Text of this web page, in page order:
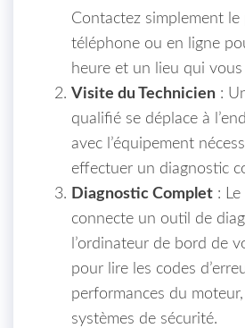
Contactez simplement
téléphone ou en ligne
heure et un lieu qui
Visite du Technicien :
qualifié se déplace à
avec l’équipement
effectuer un diagnostic
Diagnostic Complet :
connecte un outil de
l’ordinateur de bord de
pour lire les codes
performances du
systèmes de sécurité.